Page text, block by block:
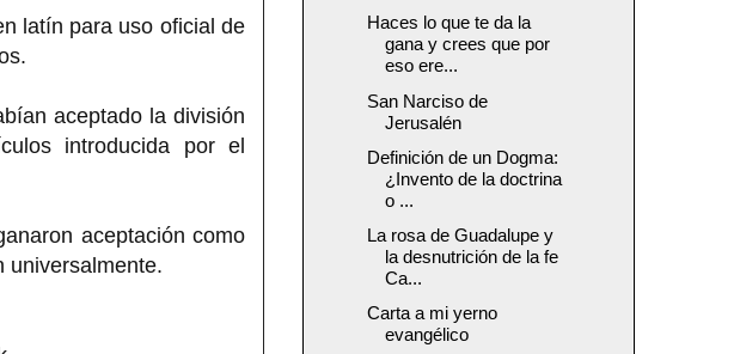
latín para uso oficial de
aceptado la división
introducida por el
aceptación como
universalmente.
Haces lo que te da la
gana y crees que por
eso ere...
San Narciso de
Jerusalén
Definición de un Dogma:
¿Invento de la doctrina
o ...
La rosa de Guadalupe y
la desnutrición de la fe
Ca...
Carta a mi yerno
evangélico